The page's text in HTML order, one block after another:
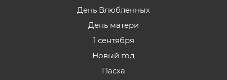
День Влюбленных
День матери
1 сентября
Новый год
Пасха